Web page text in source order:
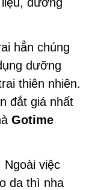
hẳn chúng
dưỡng
thiên nhiên.
đắt giá nhất
Gotime
Ngoài việc
da thì nha